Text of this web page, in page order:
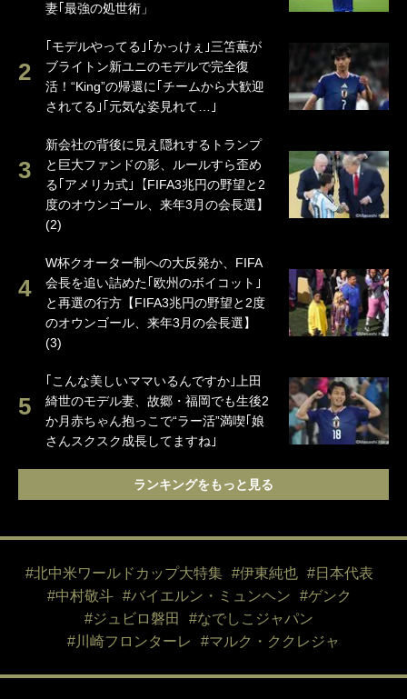
妻｢最強の処世術」
｢モデルやってる｣｢かっけぇ｣三笘薫が
ブライトン新ユニのモデルで完全復
活！“King”の帰還に｢チームから大歓迎
されてる｣｢元気な姿見れて…｣
新会社の背後に見え隠れするトランプ
と巨大ファンドの影、ルールすら歪め
る｢アメリカ式｣【FIFA3兆円の野望と2
度のオウンゴール、来年3月の会長選】
(2)
W杯クオーター制への大反発か、FIFA
会長を追い詰めた｢欧州のボイコット｣
と再選の行方【FIFA3兆円の野望と2度
のオウンゴール、来年3月の会長選】
(3)
｢こんな美しいママいるんですか｣上田
綺世のモデル妻、故郷・福岡でも生後2
か月赤ちゃん抱っこで“ラー活”満喫｢娘
さんスクスク成長してますね｣
ランキングをもっと見る
#北中米ワールドカップ大特集 #伊東純也
#日本代表
#中村敬斗
#バイエルン・ミュンヘン
#ゲンク
#ジュビロ磐田
#なでしこジャパン
#川崎フロンターレ
#マルク・ククレジャ